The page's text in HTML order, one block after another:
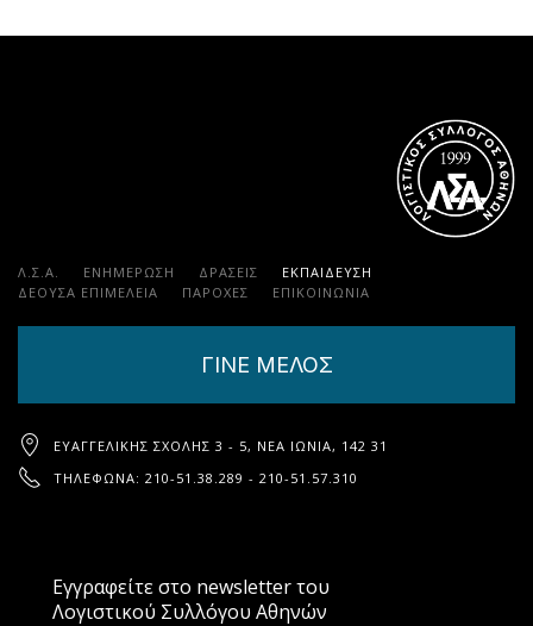
Λ.Σ.Α. ΕΝΗΜΕΡΩΣΗ ΔΡΑΣΕΙΣ
ΕΚΠΑΊΔΕΥΣΗ
ΔΕΟΥΣΑ ΕΠΙΜΕΛΕΙΑ
ΠΑΡΟΧΈΣ ΕΠΙΚΟΙΝΩΝΊΑ
ΓΙΝΕ ΜΕΛΟΣ
ΕΥΑΓΓΕΛΙΚΉΣ ΣΧΟΛΉΣ 3 - 5, ΝΈΑ ΙΩΝΊΑ, 142 31
ΤΗΛΈΦΩΝΑ: 210-51.38.289 - 210-51.57.310
Εγγραφείτε στο newsletter του
Λογιστικού Συλλόγου Αθηνών